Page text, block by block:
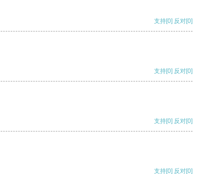
支持[0] 反对[0]
支持[0] 反对[0]
支持[0] 反对[0]
支持[0] 反对[0]